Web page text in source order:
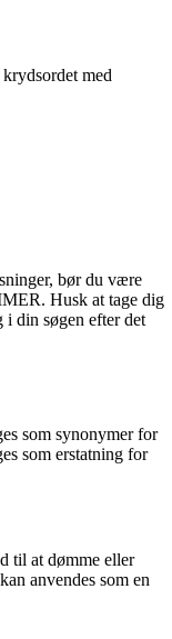
med
bør du være
Husk at tage dig
din søgen efter det
som synonymer for
som erstatning for
til at dømme eller
anvendes som en